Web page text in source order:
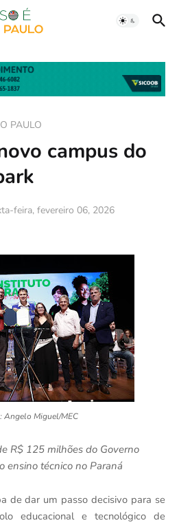
PAULO
campus do
feira, fevereiro 06, 2026
Angelo Miguel/MEC
R$ 125 milhões do Governo
ensino técnico no Paraná
de dar um passo decisivo para se
educacional e tecnológico de